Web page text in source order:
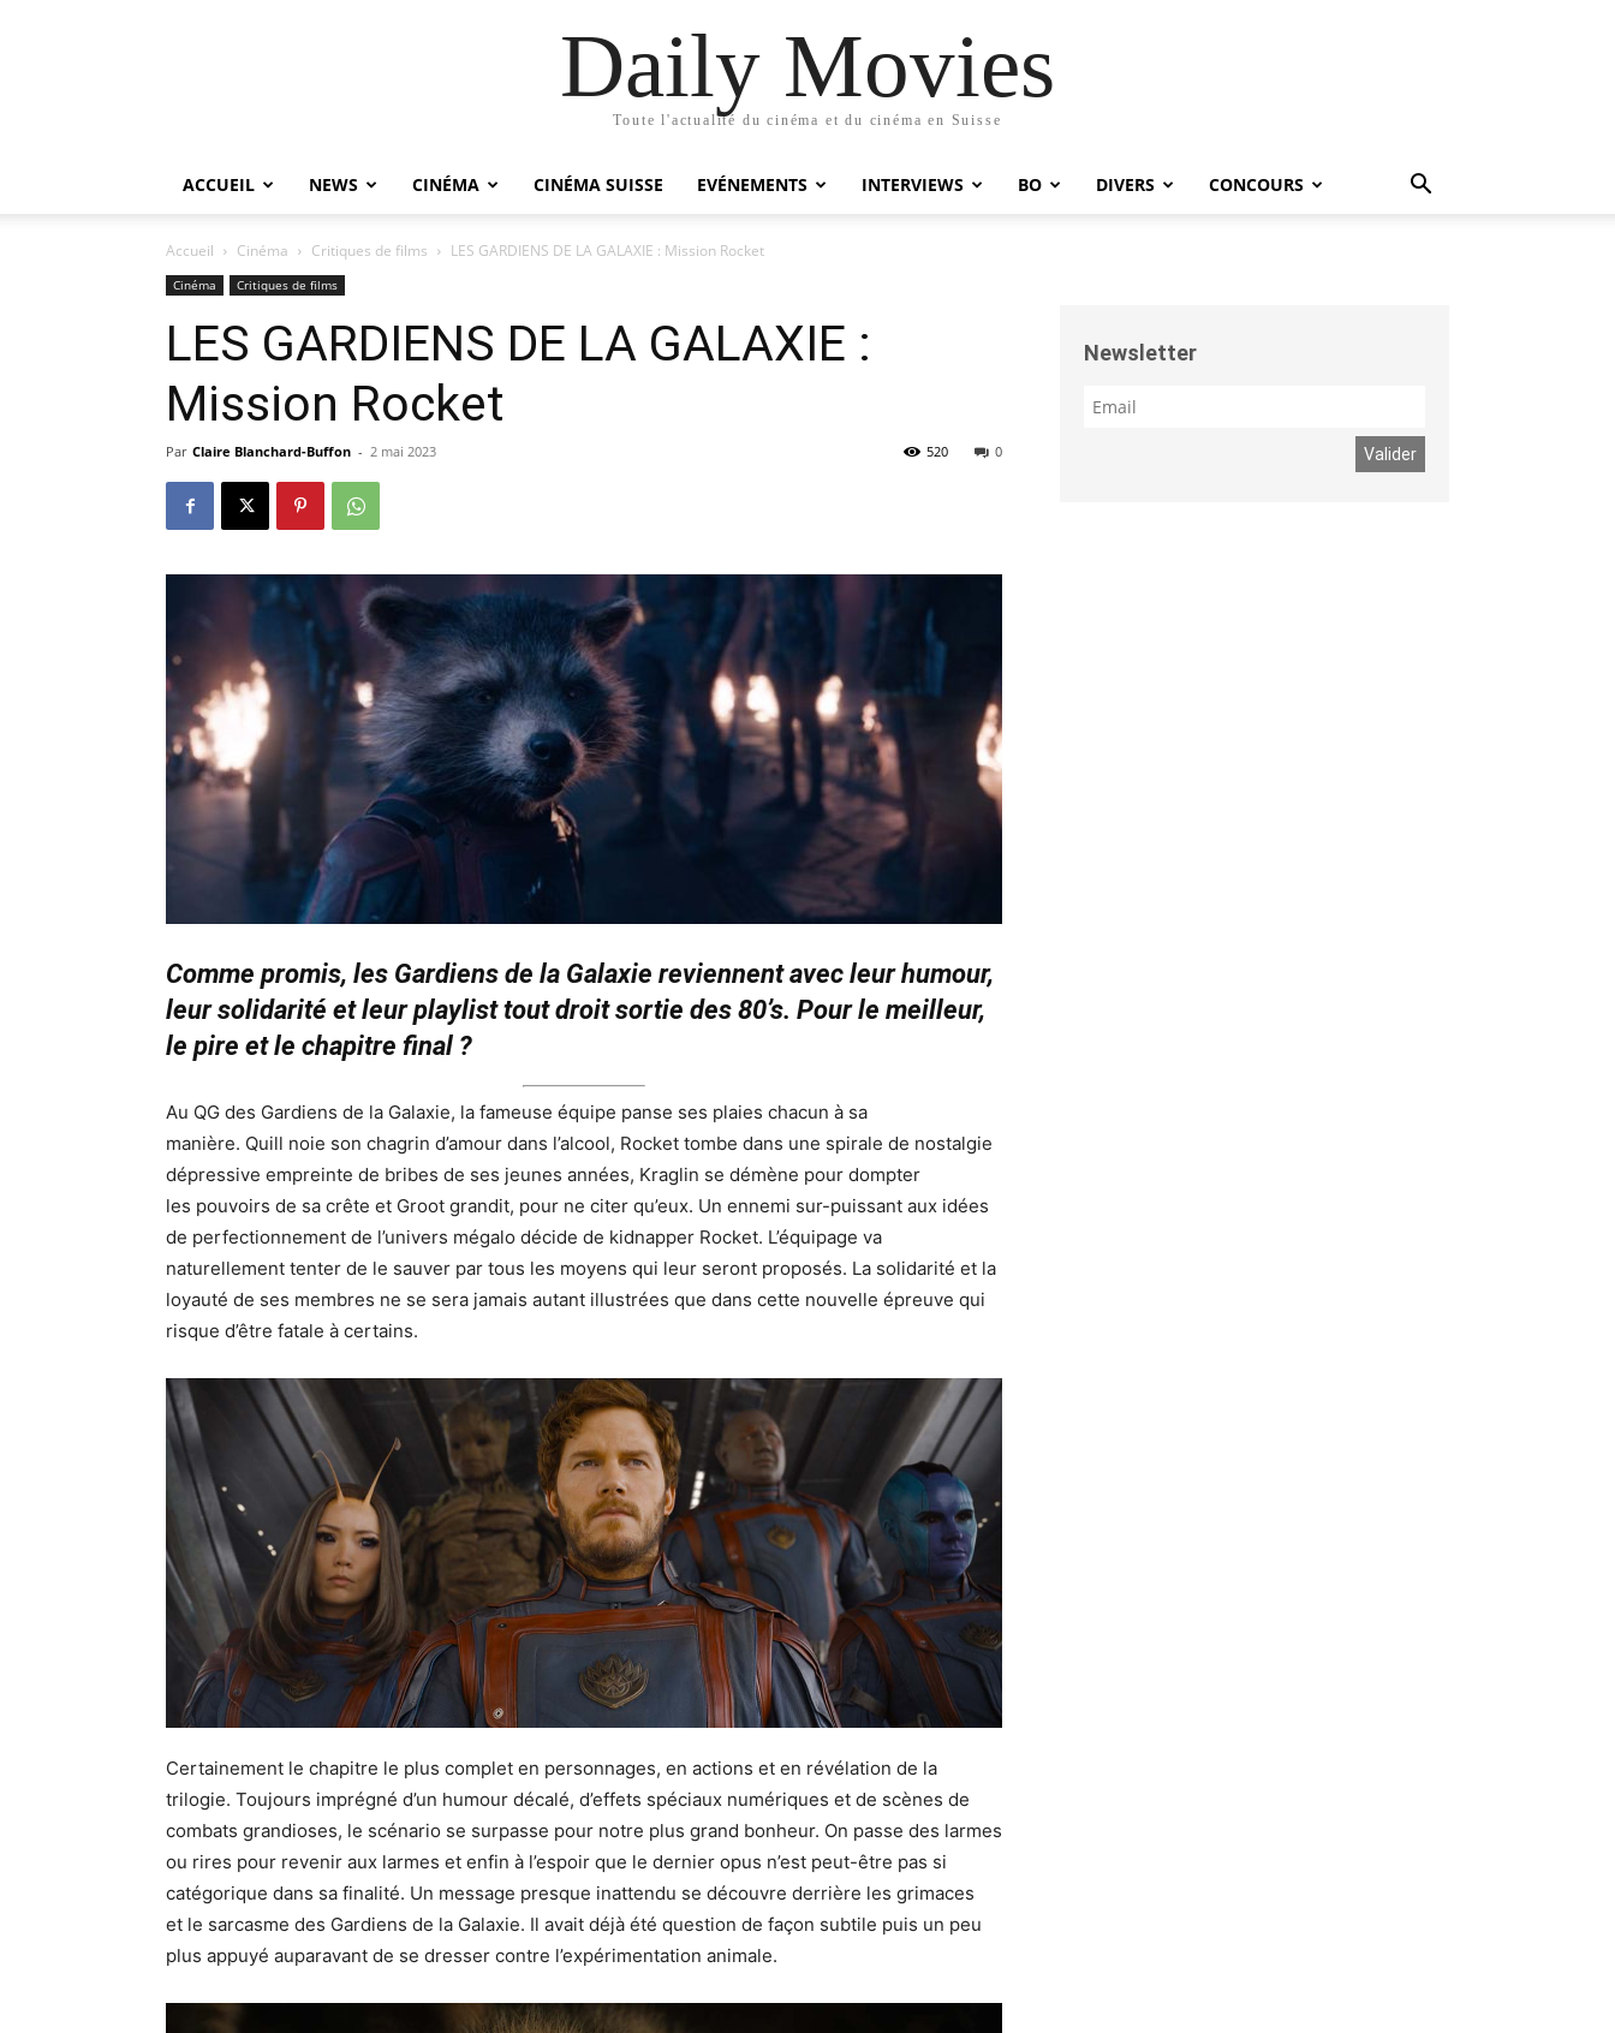
Daily Movies
Toute l'actualité du cinéma et du cinéma en Suisse
ACCUEIL NEWS CINÉMA CINÉMA SUISSE EVÉNEMENTS INTERVIEWS BO DIVERS CONCOURS
Accueil Cinéma Critiques de films LES GARDIENS DE LA GALAXIE : Mission Rocket
Cinéma Critiques de films
LES GARDIENS DE LA GALAXIE :
Mission Rocket
Par Claire Blanchard-Buffon - 2 mai 2023 0
520
Comme promis, les Gardiens de la Galaxie reviennent avec leur humour,
leur solidarité et leur playlist tout droit sortie des 80’s. Pour le meilleur,
le pire et le chapitre final ?
Au QG des Gardiens de la Galaxie, la fameuse équipe panse ses plaies chacun à sa
manière. Quill noie son chagrin d’amour dans l’alcool, Rocket tombe dans une spirale de nostalgie
dépressive empreinte de bribes de ses jeunes années, Kraglin se démène pour dompter
les pouvoirs de sa crête et Groot grandit, pour ne citer qu’eux. Un ennemi sur-puissant aux idées
de perfectionnement de l’univers mégalo décide de kidnapper Rocket. L’équipage va
naturellement tenter de le sauver par tous les moyens qui leur seront proposés. La solidarité et la
loyauté de ses membres ne se sera jamais autant illustrées que dans cette nouvelle épreuve qui
risque d’être fatale à certains.
Certainement le chapitre le plus complet en personnages, en actions et en révélation de la
trilogie. Toujours imprégné d’un humour décalé, d’effets spéciaux numériques et de scènes de
combats grandioses, le scénario se surpasse pour notre plus grand bonheur. On passe des larmes
ou rires pour revenir aux larmes et enfin à l’espoir que le dernier opus n’est peut-être pas si
catégorique dans sa finalité. Un message presque inattendu se découvre derrière les grimaces
et le sarcasme des Gardiens de la Galaxie. Il avait déjà été question de façon subtile puis un peu
plus appuyé auparavant de se dresser contre l’expérimentation animale.
Newsletter